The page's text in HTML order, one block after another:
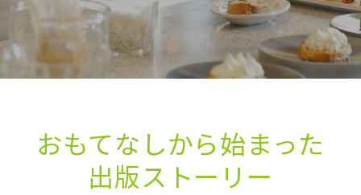
おもてなしから​始まった​
出版ストーリー